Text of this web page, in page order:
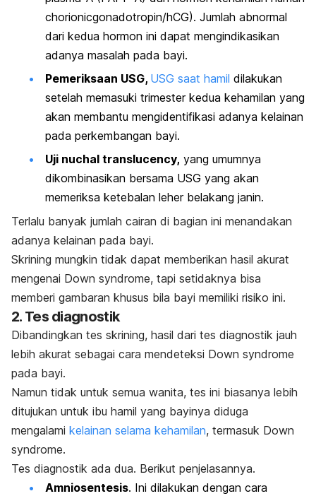
chorionicgonadotropin/hCG). Jumlah abnormal
dari kedua hormon ini dapat mengindikasikan
adanya masalah pada bayi.
Pemeriksaan USG, USG saat hamil dilakukan
setelah memasuki trimester kedua kehamilan yang
akan membantu mengidentifikasi adanya kelainan
pada perkembangan bayi.
Uji nuchal translucency, yang umumnya
dikombinasikan bersama USG yang akan
memeriksa ketebalan leher belakang janin.
Terlalu banyak jumlah cairan di bagian ini menandakan
adanya kelainan pada bayi.
Skrining mungkin tidak dapat memberikan hasil akurat
mengenai Down syndrome, tapi setidaknya bisa
memberi gambaran khusus bila bayi memiliki risiko ini.
2. Tes diagnostik
Dibandingkan tes skrining, hasil dari tes diagnostik jauh
lebih akurat sebagai cara mendeteksi Down syndrome
pada bayi.
Namun tidak untuk semua wanita, tes ini biasanya lebih
ditujukan untuk ibu hamil yang bayinya diduga
mengalami kelainan selama kehamilan, termasuk Down
syndrome.
Tes diagnostik ada dua. Berikut penjelasannya.
Amniosentesis. Ini dilakukan dengan cara